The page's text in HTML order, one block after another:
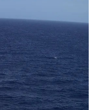
Solana
Cardano
Ver todos